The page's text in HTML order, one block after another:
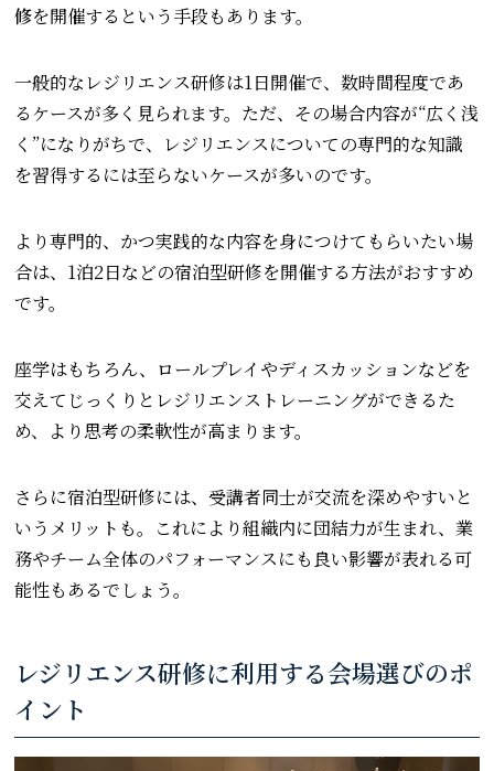
修を開催するという手段もあります。
一般的なレジリエンス研修は1日開催で、数時間程度であ
るケースが多く見られます。ただ、その場合内容が“広く浅
く”になりがちで、レジリエンスについての専門的な知識
を習得するには至らないケースが多いのです。
より専門的、かつ実践的な内容を身につけてもらいたい場
合は、1泊2日などの宿泊型研修を開催する方法がおすすめ
です。
座学はもちろん、ロールプレイやディスカッションなどを
交えてじっくりとレジリエンストレーニングができるた
め、より思考の柔軟性が高まります。
さらに宿泊型研修には、受講者同士が交流を深めやすいと
いうメリットも。これにより組織内に団結力が生まれ、業
務やチーム全体のパフォーマンスにも良い影響が表れる可
能性もあるでしょう。
レジリエンス研修に利用する会場選びのポ
イント